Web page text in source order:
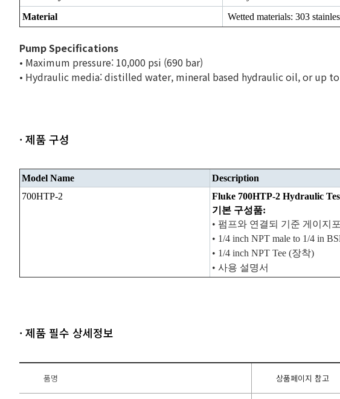
Material
Wetted materials: 303
Pump Specifications
• Maximum pressure: 10,000 psi (690 bar)
• Hydraulic media: distilled water, mineral based hydraulic oil, or up
· 제품 구성
Model Name
Description
700HTP-2
Fluke 700HTP-2 Hydraulic
기본 구성품:
• 펌프와 연결되 기준 게이지
• 1/4 inch NPT male to 1/4 in
• 1/4 inch NPT Tee (장착)
• 사용 설명서
· 제품 필수 상세정보
품명 상품페이지 참고